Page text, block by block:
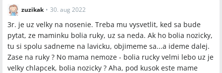
zuzikak • 30. aug 2022
3r. je uz velky na nosenie. Treba mu vysvetlit, ked sa bude
pytat, ze maminku bolia ruky, uz sa neda. Ak ho bolia nozicky,
tu si spolu sadneme na lavicku, objimeme sa...a ideme dalej.
Zase na ruky ? No mama nemoze - bolia rucky velmi lebo uz je
velky chlapcek, bolia nozicky ? Aha, pod kusok este mame